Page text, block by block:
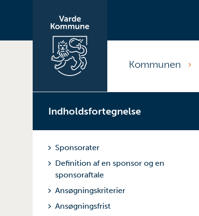
Kommunen
Indholdsfortegnelse
Sponsorater
Definition af en sponsor og en
sponsoraftale
Ansøgningskriterier
Ansøgningsfrist